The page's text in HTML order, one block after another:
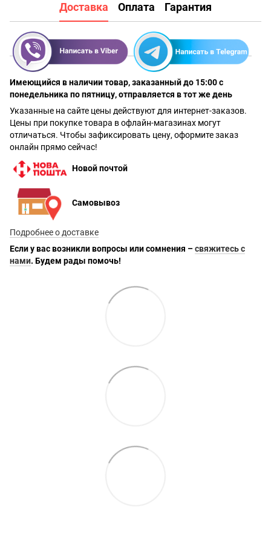
Доставка Оплата Гарантия
Имеющийся в наличии товар, заказанный до 15:00 с
понедельника по пятницу, отправляется в тот же день
Указанные на сайте цены действуют для интернет-заказов.
Цены при покупке товара в офлайн-магазинах могут
отличаться. Чтобы зафиксировать цену, оформите заказ
онлайн прямо сейчас!
Новой почтой
Самовывоз
Подробнее о доставке
Если у вас возникли вопросы или сомнения –свяжитесь с
нами. Будем рады помочь!